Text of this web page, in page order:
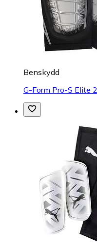
Benskydd
G-Form Pro-S Elite 2